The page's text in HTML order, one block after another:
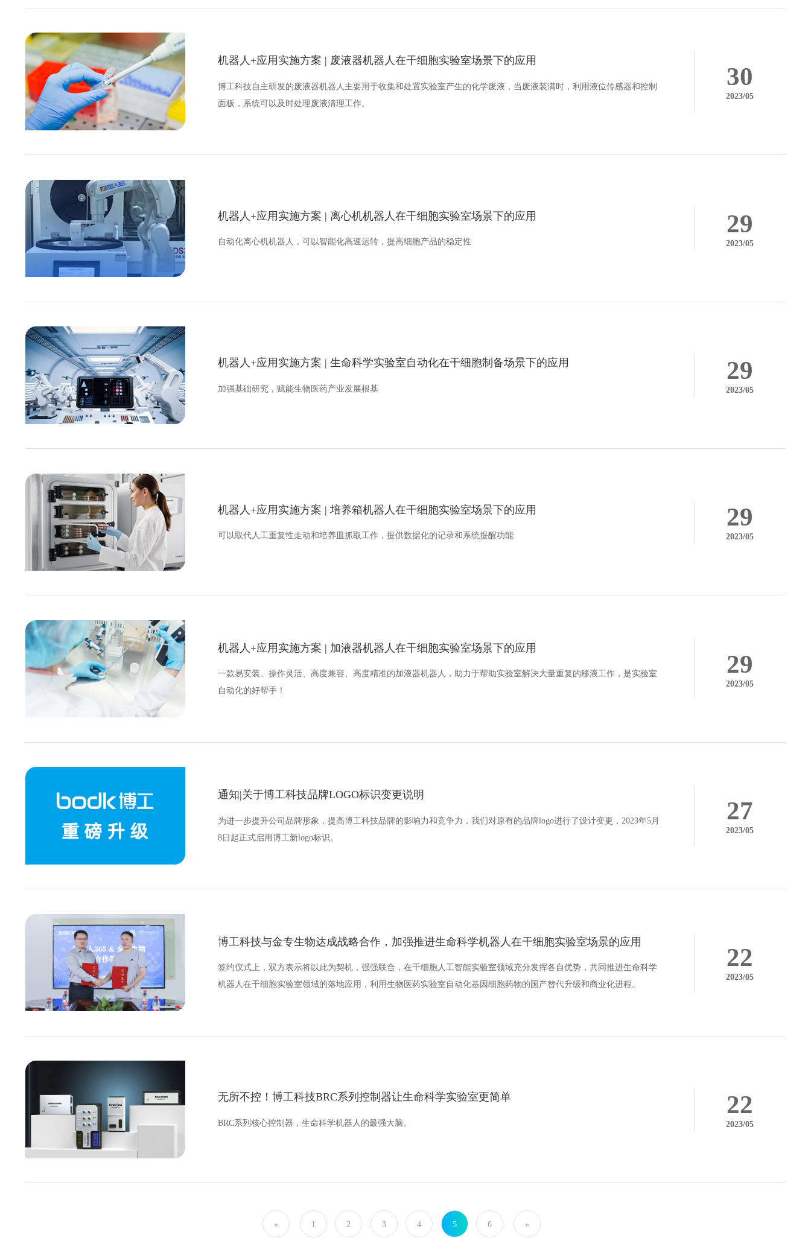
机器人+应用实施方案 | 废液器机器人在干细胞实验室场景下的应用
博工科技自主研发的废液器机器人主要用于收集和处置实验室产生的化学废液，当废液装满时，利用液位传感器和控制
面板，系统可以及时处理废液清理工作。
30
2023/05
机器人+应用实施方案 | 离心机机器人在干细胞实验室场景下的应用
自动化离心机机器人，可以智能化高速运转，提高细胞产品的稳定性
29
2023/05
机器人+应用实施方案 | 生命科学实验室自动化在干细胞制备场景下的应用
加强基础研究，赋能生物医药产业发展根基
29
2023/05
机器人+应用实施方案 | 培养箱机器人在干细胞实验室场景下的应用
可以取代人工重复性走动和培养皿抓取工作，提供数据化的记录和系统提醒功能
29
2023/05
机器人+应用实施方案 | 加液器机器人在干细胞实验室场景下的应用
一款易安装、操作灵活、高度兼容、高度精准的加液器机器人，助力于帮助实验室解决大量重复的移液工作，是实验室
自动化的好帮手！
29
2023/05
通知|关于博工科技品牌LOGO标识变更说明
为进一步提升公司品牌形象，提高博工科技品牌的影响力和竞争力，我们对原有的品牌logo进行了设计变更，2023年5月
8日起正式启用博工新logo标识。
27
2023/05
博工科技与金专生物达成战略合作，加强推进生命科学机器人在干细胞实验室场景的应用
签约仪式上，双方表示将以此为契机，强强联合，在干细胞人工智能实验室领域充分发挥各自优势，共同推进生命科学
机器人在干细胞实验室领域的落地应用，利用生物医药实验室自动化基因细胞药物的国产替代升级和商业化进程。
22
2023/05
无所不控！博工科技BRC系列控制器让生命科学实验室更简单
BRC系列核心控制器，生命科学机器人的最强大脑。
22
2023/05
« 1 2 3 4 5 6 »